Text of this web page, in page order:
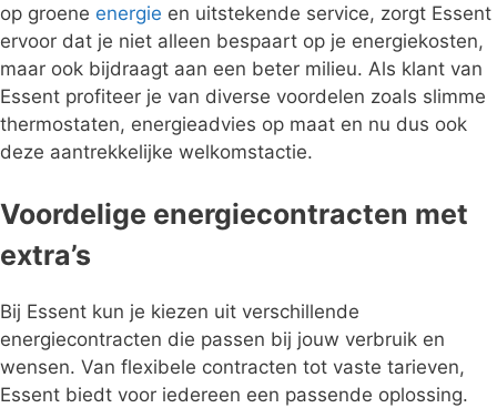
op groene energie en uitstekende service, zorgt Essent
ervoor dat je niet alleen bespaart op je energiekosten,
maar ook bijdraagt aan een beter milieu. Als klant van
Essent profiteer je van diverse voordelen zoals slimme
thermostaten, energieadvies op maat en nu dus ook
deze aantrekkelijke welkomstactie.
Voordelige energiecontracten met
extra’s
Bij Essent kun je kiezen uit verschillende
energiecontracten die passen bij jouw verbruik en
wensen. Van flexibele contracten tot vaste tarieven,
Essent biedt voor iedereen een passende oplossing.